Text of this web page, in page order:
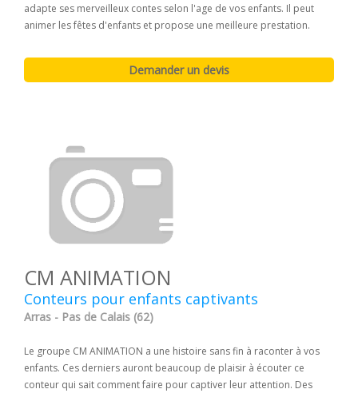
adapte ses merveilleux contes selon l'age de vos enfants. Il peut
animer les fêtes d'enfants et propose une meilleure prestation.
CM ANIMATION
Conteurs pour enfants captivants
Arras - Pas de Calais (62)
Le groupe CM ANIMATION a une histoire sans fin à raconter à vos
enfants. Ces derniers auront beaucoup de plaisir à écouter ce
conteur qui sait comment faire pour captiver leur attention. Des